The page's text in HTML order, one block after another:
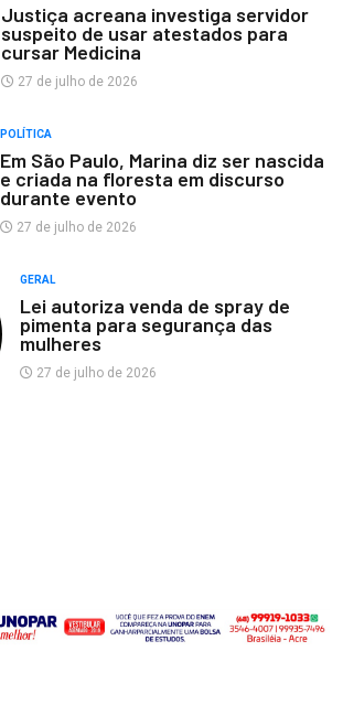
Justiça acreana investiga servidor
suspeito de usar atestados para
cursar Medicina
27 de julho de 2026
POLÍTICA
Em São Paulo, Marina diz ser nascida
e criada na floresta em discurso
durante evento
27 de julho de 2026
GERAL
Lei autoriza venda de spray de
pimenta para segurança das
mulheres
27 de julho de 2026